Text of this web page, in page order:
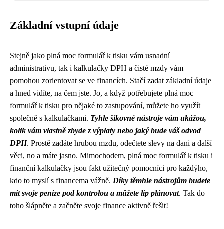
Základní vstupní údaje
Stejně jako plná moc formulář k tisku vám usnadní
administrativu, tak i kalkulačky DPH a čisté mzdy vám
pomohou zorientovat se ve financích. Stačí zadat základní údaje
a hned vidíte, na čem jste. Jo, a když potřebujete plná moc
formulář k tisku pro nějaké to zastupování, můžete ho využít
společně s kalkulačkami. Tyhle šikovné nástroje vám ukážou,
kolik vám vlastně zbyde z výplaty nebo jaký bude váš odvod
DPH. Prostě zadáte hrubou mzdu, odečtete slevy na dani a další
věci, no a máte jasno. Mimochodem, plná moc formulář k tisku i
finanční kalkulačky jsou fakt užitečný pomocníci pro každýho,
kdo to myslí s financema vážně. Díky těmhle nástrojům budete
mít svoje peníze pod kontrolou a můžete líp plánovat. Tak do
toho šlápněte a začněte svoje finance aktivně řešit!